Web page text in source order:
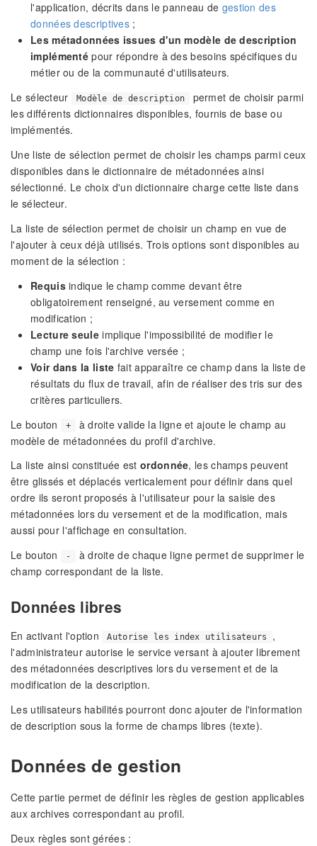
l'application, décrits dans le panneau de gestion des
données descriptives ;
Les métadonnées issues d'un modèle de description
implémenté pour répondre à des besoins spécifiques du
métier ou de la communauté d'utilisateurs.
Le sélecteur
Modèle de description
permet de choisir parmi
les différents dictionnaires disponibles, fournis de base ou
implémentés.
Une liste de sélection permet de choisir les champs parmi ceux
disponibles dans le dictionnaire de métadonnées ainsi
sélectionné. Le choix d'un dictionnaire charge cette liste dans
le sélecteur.
La liste de sélection permet de choisir un champ en vue de
l'ajouter à ceux déjà utilisés. Trois options sont disponibles au
moment de la sélection :
Requisindique le champ comme devant être
obligatoirement renseigné, au versement comme en
modification ;
Lecture seuleimplique l'impossibilité de modifier le
champ une fois l'archive versée ;
Voir dans la liste fait apparaître ce champ dans la liste de
résultats du flux de travail, afin de réaliser des tris sur des
critères particuliers.
Le bouton
+
à droite valide la ligne et ajoute le champ au
modèle de métadonnées du profil d'archive.
La liste ainsi constituée est ordonnée, les champs peuvent
être glissés et déplacés verticalement pour définir dans quel
ordre ils seront proposés à l'utilisateur pour la saisie des
métadonnées lors du versement et de la modification, mais
aussi pour l'affichage en consultation.
Le bouton
-
à droite de chaque ligne permet de supprimer le
champ correspondant de la liste.
Données libres
En activant l'option Autorise les index utilisateurs
,
l'administrateur autorise le service versant à ajouter librement
des métadonnées descriptives lors du versement et de la
modification de la description.
Les utilisateurs habilités pourront donc ajouter de l'information
de description sous la forme de champs libres (texte).
Données de gestion
Cette partie permet de définir les règles de gestion applicables
aux archives correspondant au profil.
Deux règles sont gérées :